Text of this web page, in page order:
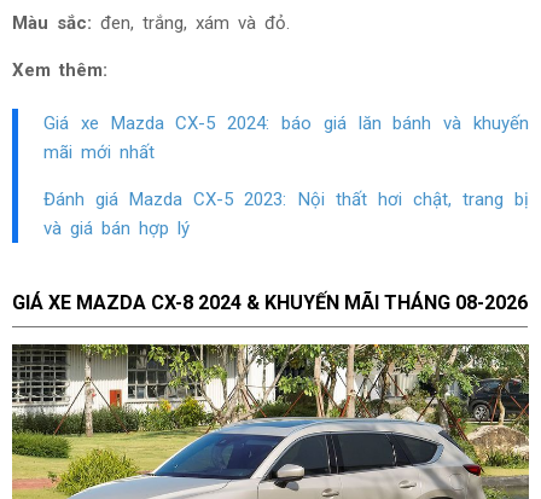
Màu sắc: đen, trắng, xám và đỏ.
Xem thêm:
Giá xe Mazda CX-5 2024: báo giá lăn bánh và khuyến
mãi mới nhất
Đánh giá Mazda CX-5 2023: Nội thất hơi chật, trang bị
và giá bán hợp lý
GIÁ XE MAZDA CX-8 2024 & KHUYẾN MÃI THÁNG 08-2026